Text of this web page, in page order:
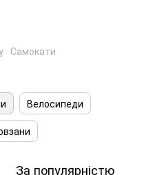
Самокати
Велосипеди
За популярністю